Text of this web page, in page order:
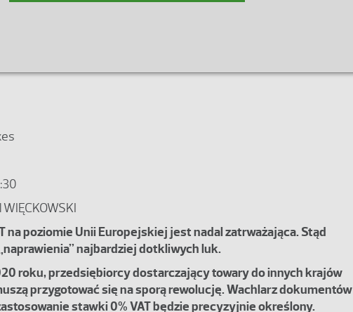
WIĘCKOWSKI
na poziomie Unii Europejskiej jest nadal zatrważająca. Stąd
najbardziej dotkliwych luk.
roku, przedsiębiorcy dostarczający towary do innych krajów
przygotować się na sporą rewolucję. Wachlarz dokumentów
stawki 0% VAT będzie precyzyjnie określony.